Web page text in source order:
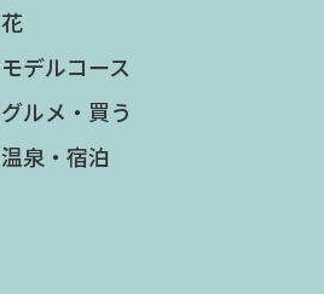
花
モデルコース
グルメ・買う
温泉・宿泊